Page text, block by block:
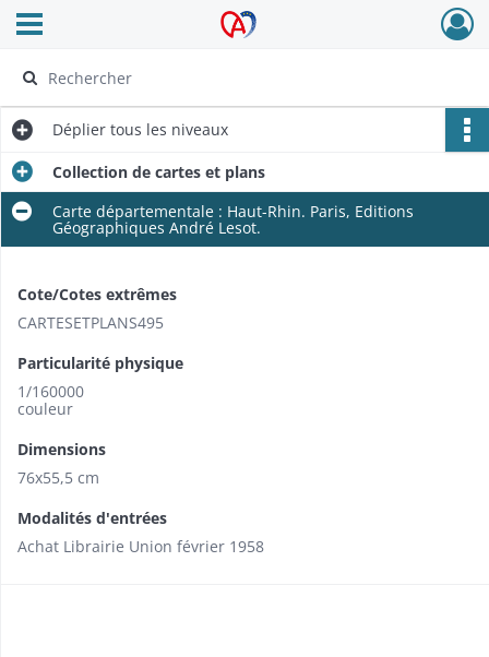
Archives Alsace - Colmar
Ouvrir le menu déroulant
Déplier tous les niveaux
Collection de cartes et plans
Carte départementale : Haut-Rhin. Paris, Editions
Géographiques André Lesot.
Cote/Cotes extrêmes
CARTESETPLANS495
Particularité physique
1/160000
couleur
Dimensions
76x55,5 cm
Modalités d'entrées
Achat Librairie Union février 1958